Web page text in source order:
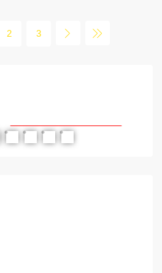
2 3
PROPRIETATEA A FOST ÎNCHIRIATĂ